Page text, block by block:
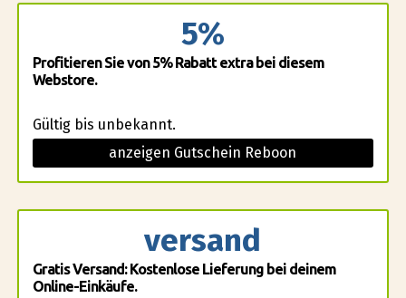
5%
Profitieren Sie von 5% Rabatt extra bei diesem
Webstore.
Gültig bis unbekannt.
anzeigen Gutschein Reboon
versand
Gratis Versand: Kostenlose Lieferung bei deinem
Online-Einkäufe.